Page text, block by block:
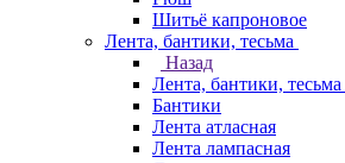
Шитьё капроновое
Лента, бантики, тесьма
Назад
Лента, бантики, тесьма
Бантики
Лента атласная
Лента лампасная